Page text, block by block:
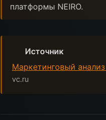
платформы NEIRO.
Источник
Маркетинговый
vc.ru